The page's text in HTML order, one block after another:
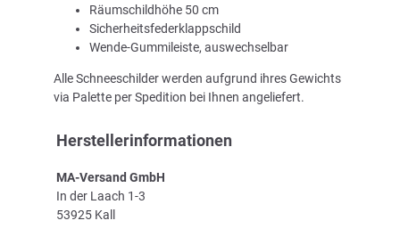
Räumschildhöhe 50 cm
Sicherheitsfederklappschild
Wende-Gummileiste, auswechselbar
Alle Schneeschilder werden aufgrund ihres Gewichts
via Palette per Spedition bei Ihnen angeliefert.
Herstellerinformationen
MA-Versand GmbH
In der Laach 1-3
53925 Kall